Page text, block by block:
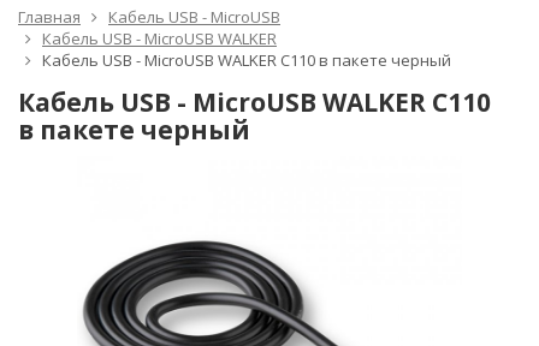
Главная
Кабель USB - MicroUSB
Кабель USB - MicroUSB WALKER
Кабель USB - MicroUSB WALKER C110 в пакете черный
Кабель USB - MicroUSB WALKER C110
в пакете черный